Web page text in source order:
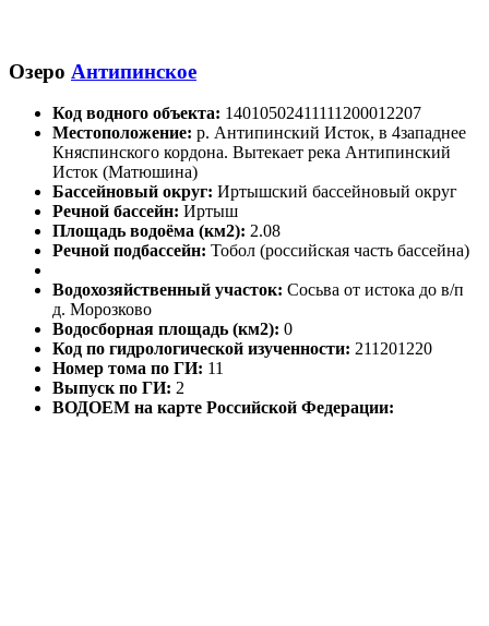
Озеро Антипинское
Код водного объекта: 14010502411111200012207
Местоположение: р. Антипинский Исток, в 4западнее
Княспинского кордона. Вытекает река Антипинский
Исток (Матюшина)
Бассейновый округ: Иртышский бассейновый округ
Речной бассейн: Иртыш
Площадь водоёма (км2): 2.08
Речной подбассейн: Тобол (российская часть бассейна)
Водохозяйственный участок: Сосьва от истока до в/п
д. Морозково
Водосборная площадь (км2): 0
Код по гидрологической изученности: 211201220
Номер тома по ГИ: 11
Выпуск по ГИ: 2
ВОДОЕМ на карте Российской Федерации: